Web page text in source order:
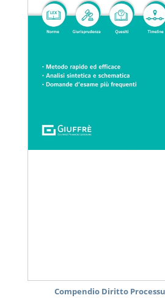
Compendio Diritto